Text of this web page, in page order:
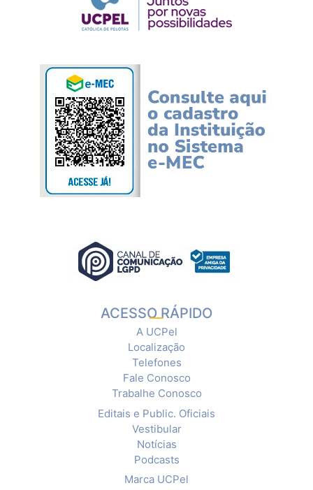
ACESSO RÁPIDO
A UCPel
Localização
Telefones
Fale Conosco
Trabalhe Conosco
Editais e Public. Oficiais
Vestibular
Notícias
Podcasts
Marca UCPel